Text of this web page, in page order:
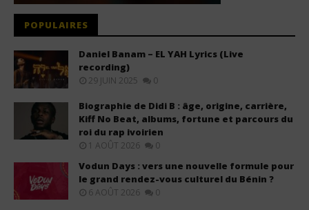
POPULAIRES
Daniel Banam – EL YAH Lyrics (Live
recording)
29 JUIN 2025 0
Biographie de Didi B : âge, origine, carrière,
Kiff No Beat, albums, fortune et parcours du
roi du rap ivoirien
1 AOÛT 2026 0
Vodun Days : vers une nouvelle formule pour
le grand rendez-vous culturel du Bénin ?
6 AOÛT 2026 0